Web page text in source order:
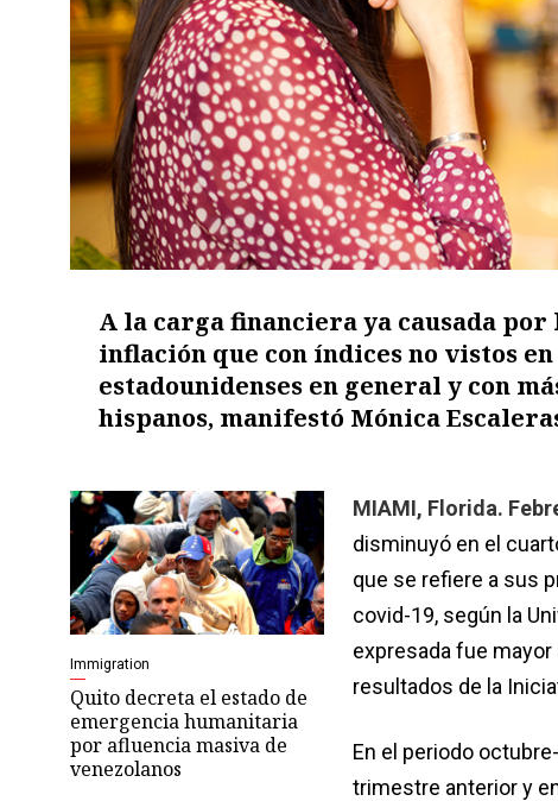
A la carga financiera ya causada por
inflación que con índices no vistos
estadounidenses en general y con
hispanos, manifestó Mónica
Immigration
Quito decreta el estado de
emergencia humanitaria
por afluencia masiva de
venezolanos
MIAMI, Florida.
disminuyó en el
que se refiere a sus
covid-19, según la
expresada fue
resultados de la
En el periodo
trimestre anterior y